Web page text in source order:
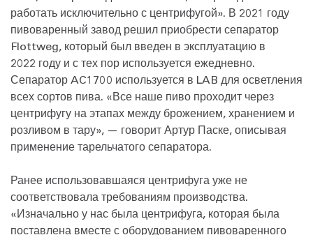
работать исключительно с центрифугой». В 2021 году
пивоваренный завод решил приобрести сепаратор
Flottweg, который был введен в эксплуатацию в
2022 году и с тех пор используется ежедневно.
Сепаратор AC1700 используется в LAB для осветления
всех сортов пива. «Все наше пиво проходит через
центрифугу на этапах между брожением, хранением и
розливом в тару», — говорит Артур Паске, описывая
применение тарельчатого сепаратора.
Ранее использовавшаяся центрифуга уже не
соответствовала требованиям производства.
«Изначально у нас была центрифуга, которая была
поставлена вместе с оборудованием пивоваренного